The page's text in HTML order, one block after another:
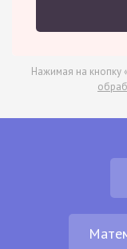
Нажимая на кнопку